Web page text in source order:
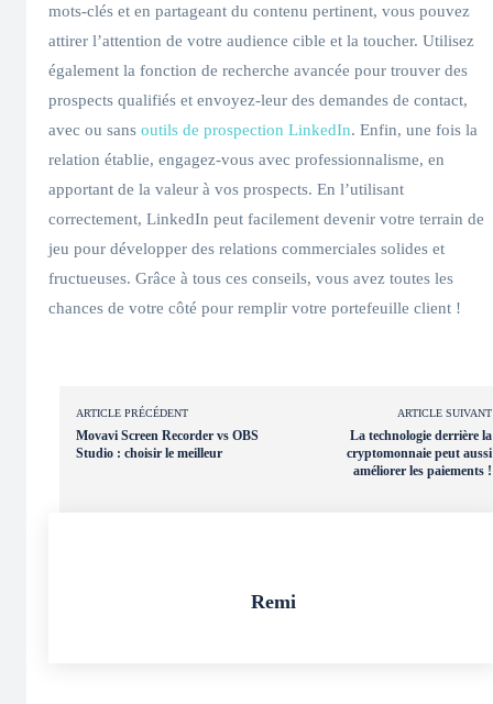
mots-clés et en partageant du contenu pertinent, vous pouvez
attirer l’attention de votre audience cible et la toucher. Utilisez
également la fonction de recherche avancée pour trouver des
prospects qualifiés et envoyez-leur des demandes de contact,
avec ou sans outils de prospection LinkedIn. Enfin, une fois la
relation établie, engagez-vous avec professionnalisme, en
apportant de la valeur à vos prospects. En l’utilisant
correctement, LinkedIn peut facilement devenir votre terrain de
jeu pour développer des relations commerciales solides et
fructueuses. Grâce à tous ces conseils, vous avez toutes les
chances de votre côté pour remplir votre portefeuille client !
ARTICLE PRÉCÉDENT
Movavi Screen Recorder vs OBS
Studio : choisir le meilleur
ARTICLE SUIVANT
La technologie derrière la
cryptomonnaie peut aussi
améliorer les paiements !
Remi